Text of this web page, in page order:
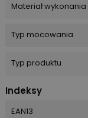
Materiał wykonania
Typ mocowania
Typ produktu
Indeksy
EAN13